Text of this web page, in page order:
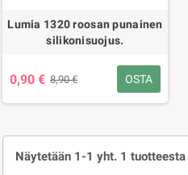
Lumia 1320 roosan punainen
silikonisuojus.
0,90 € 8,90 € OSTA
Näytetään 1-1 yht. 1 tuotteesta